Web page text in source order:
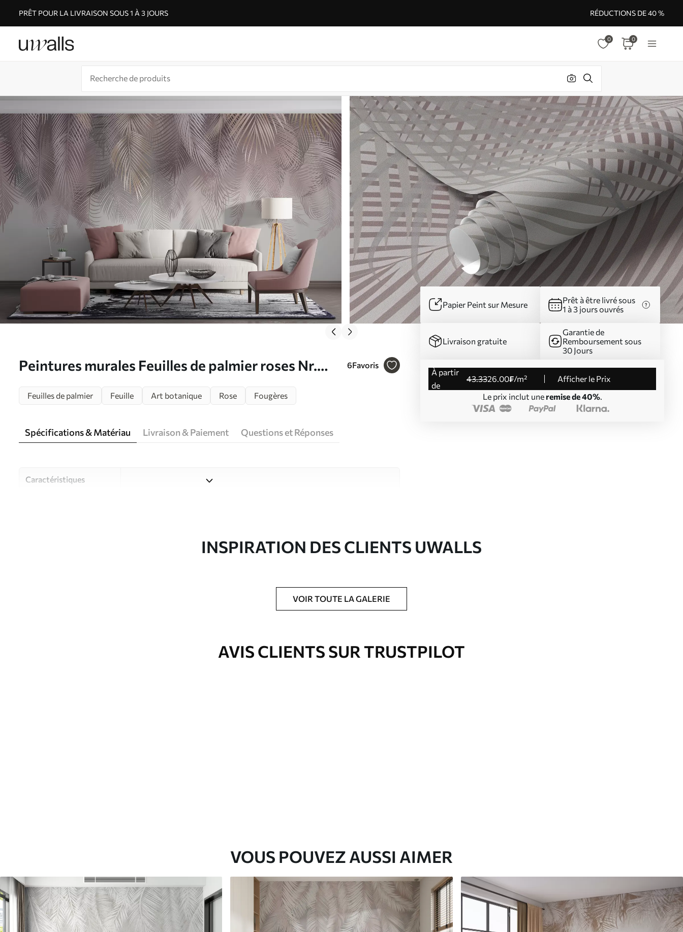
PRÊT POUR LA LIVRAISON SOUS 1 À 3 JOURS RÉDUCTIONS DE 40 %
0 0
Peintures murales Feuilles de palmier roses Nr.
6Favoris
Papier Peint sur Mesure
Prêt à être livré sous
1 à 3 jours ouvrés
Livraison gratuite
Garantie de
Remboursement sous
30 Jours
à partir
de
43.3326.00₣/m²
Afficher le Prix
Le prix inclut une remise de 40%.
Feuilles de palmier Feuille Art botanique Rose Fougères
Spécifications & Matériau Livraison & Paiement Questions et Réponses
Caractéristiques
Studio de design Uwalls
Vernis protecteur et/ou colle pour papier peint disponibles.
INSPIRATION DES CLIENTS UWALLS
VOIR TOUTE LA GALERIE
AVIS CLIENTS SUR TRUSTPILOT
VOUS POUVEZ AUSSI AIMER